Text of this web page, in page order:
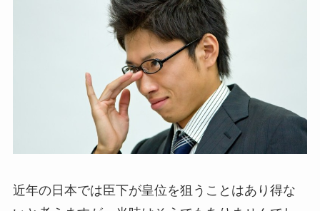
近年の日本では臣下が皇位を狙うことはあり得な